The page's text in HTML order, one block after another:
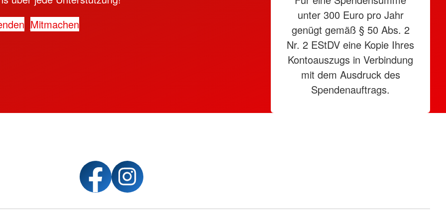
Mitmachen
unter 300 Euro pro Jahr
genügt gemäß § 50 Abs. 2
Nr. 2 EStDV eine Kopie Ihres
Kontoauszugs in Verbindung
mit dem Ausdruck des
Spendenauftrags.